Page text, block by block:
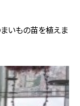
いもの苗を植えま